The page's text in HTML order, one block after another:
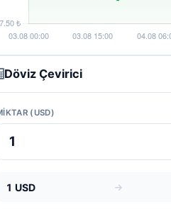
Döviz Çevirici
(USD)
1 USD